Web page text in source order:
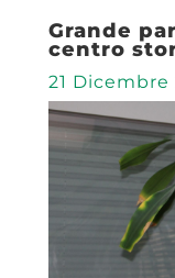
Grande
centro
21 Dicembre